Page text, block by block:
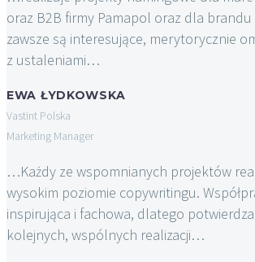
oraz B2B firmy Pamapol oraz dla
zawsze są interesujące, merytorycznie
z ustaleniami…
EWA ŁYDKOWSKA
Vastint Polska
Marketing Manager
…Każdy ze wspomnianych projektów
wysokim poziomie copywritingu.
inspirująca i fachowa, dlatego
kolejnych, wspólnych realizacji…